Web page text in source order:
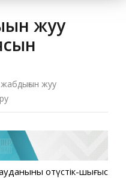
жуу
жуу
оңтүстік-шығыс